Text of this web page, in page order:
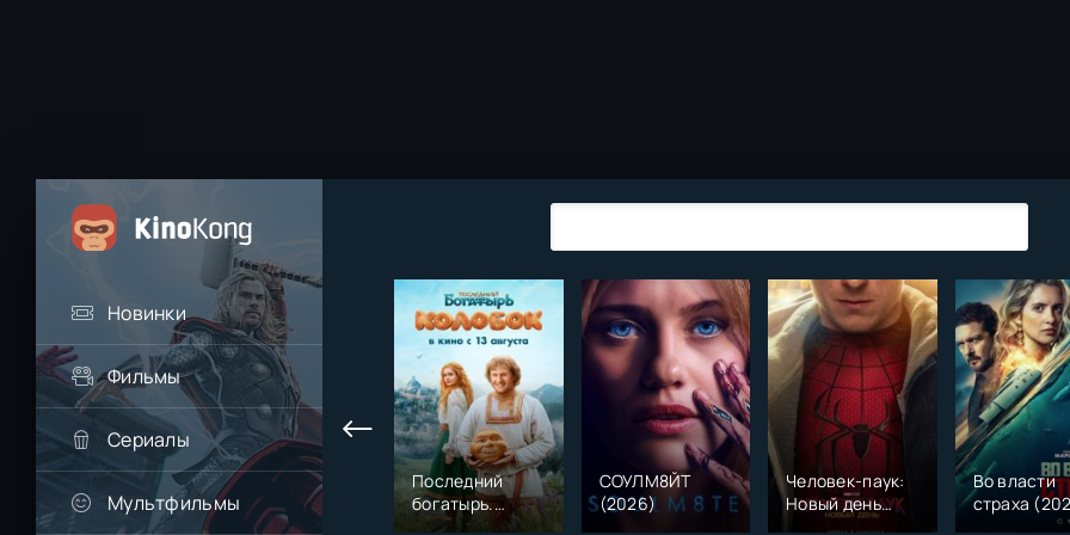
Новинки
Фильмы
Сериалы
Мультфильмы
Последний
богатырь.
Колобок (2026)
СОУЛМ8ЙТ
(2026)
Человек-паук:
Новый день
(2026)
Во власти
страха